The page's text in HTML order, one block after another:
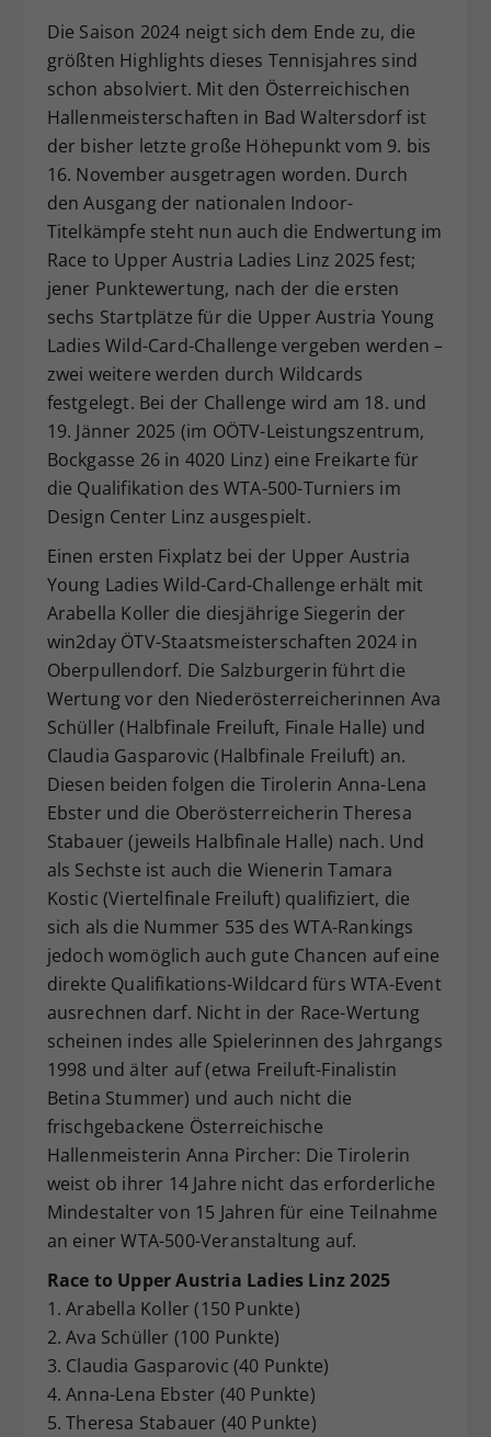
Die Saison 2024 neigt sich dem Ende zu, die
größten Highlights dieses Tennisjahres sind
schon absolviert. Mit den Österreichischen
Hallenmeisterschaften in Bad Waltersdorf ist
der bisher letzte große Höhepunkt vom 9. bis
16. November ausgetragen worden. Durch
den Ausgang der nationalen Indoor-
Titelkämpfe steht nun auch die Endwertung im
Race to Upper Austria Ladies Linz 2025 fest;
jener Punktewertung, nach der die ersten
sechs Startplätze für die Upper Austria Young
Ladies Wild-Card-Challenge vergeben werden –
zwei weitere werden durch Wildcards
festgelegt. Bei der Challenge wird am 18. und
19. Jänner 2025 (im OÖTV-Leistungszentrum,
Bockgasse 26 in 4020 Linz) eine Freikarte für
die Qualifikation des WTA-500-Turniers im
Design Center Linz ausgespielt.
Einen ersten Fixplatz bei der Upper Austria
Young Ladies Wild-Card-Challenge erhält mit
Arabella Koller die diesjährige Siegerin der
win2day ÖTV-Staatsmeisterschaften 2024 in
Oberpullendorf. Die Salzburgerin führt die
Wertung vor den Niederösterreicherinnen Ava
Schüller (Halbfinale Freiluft, Finale Halle) und
Claudia Gasparovic (Halbfinale Freiluft) an.
Diesen beiden folgen die Tirolerin Anna-Lena
Ebster und die Oberösterreicherin Theresa
Stabauer (jeweils Halbfinale Halle) nach. Und
als Sechste ist auch die Wienerin Tamara
Kostic (Viertelfinale Freiluft) qualifiziert, die
sich als die Nummer 535 des WTA-Rankings
jedoch womöglich auch gute Chancen auf eine
direkte Qualifikations-Wildcard fürs WTA-Event
ausrechnen darf. Nicht in der Race-Wertung
scheinen indes alle Spielerinnen des Jahrgangs
1998 und älter auf (etwa Freiluft-Finalistin
Betina Stummer) und auch nicht die
frischgebackene Österreichische
Hallenmeisterin Anna Pircher: Die Tirolerin
weist ob ihrer 14 Jahre nicht das erforderliche
Mindestalter von 15 Jahren für eine Teilnahme
an einer WTA-500-Veranstaltung auf.
Race to Upper Austria Ladies Linz 2025
1. Arabella Koller (150 Punkte)
2. Ava Schüller (100 Punkte)
3. Claudia Gasparovic (40 Punkte)
4. Anna-Lena Ebster (40 Punkte)
5. Theresa Stabauer (40 Punkte)
Zweck
Dieser Wert speichert Ihre Consent-
Einstellungen. Unter anderem eine
zufällig generierte ID, für die
historische Speicherung Ihrer
vorgenommen Einstellungen, falls der
Webseiten-Betreiber dies eingestellt
hat.